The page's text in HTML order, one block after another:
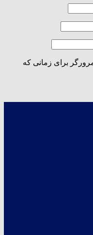
برای زمانی که